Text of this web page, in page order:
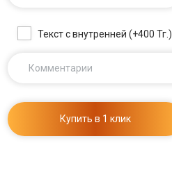
Текст с внутренней (+400 Тг.)
Комментарии
Купить в 1 клик